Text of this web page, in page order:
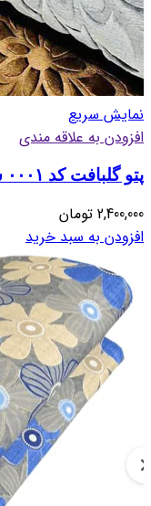
نمایش سریع
افزودن به علاقه مندی
پتو گلبافت کد ۰۰۰۱ سایز ۲۲۰×۱۶۰ سانتی متر
2,400,000 تومان
افزودن به سبد خرید